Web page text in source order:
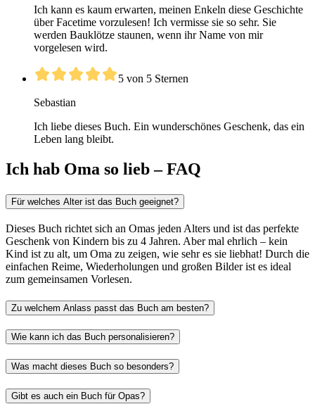
Ich kann es kaum erwarten, meinen Enkeln diese Geschichte
über Facetime vorzulesen! Ich vermisse sie so sehr. Sie
werden Bauklötze staunen, wenn ihr Name von mir
vorgelesen wird.
5 von 5 Sternen
Sebastian
Ich liebe dieses Buch. Ein wunderschönes Geschenk, das ein
Leben lang bleibt.
Ich hab Oma so lieb – FAQ
Für welches Alter ist das Buch geeignet?
Dieses Buch richtet sich an Omas jeden Alters und ist das perfekte
Geschenk von Kindern bis zu 4 Jahren. Aber mal ehrlich – kein
Kind ist zu alt, um Oma zu zeigen, wie sehr es sie liebhat! Durch die
einfachen Reime, Wiederholungen und großen Bilder ist es ideal
zum gemeinsamen Vorlesen.
Zu welchem Anlass passt das Buch am besten?
Wie kann ich das Buch personalisieren?
Was macht dieses Buch so besonders?
Gibt es auch ein Buch für Opas?